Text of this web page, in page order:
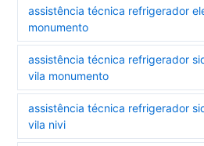
assistência técnica refrigerador
monumento
assistência técnica refrigerador
vila monumento
assistência técnica refrigerador
vila nivi